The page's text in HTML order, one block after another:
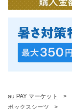
au PAY マーケット >
ボックスシーツ
>